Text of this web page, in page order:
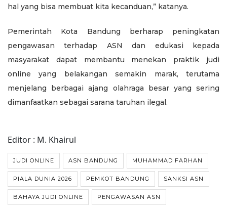
hal yang bisa membuat kita kecanduan,” katanya.
Pemerintah Kota Bandung berharap peningkatan
pengawasan terhadap ASN dan edukasi kepada
masyarakat dapat membantu menekan praktik judi
online yang belakangan semakin marak, terutama
menjelang berbagai ajang olahraga besar yang sering
dimanfaatkan sebagai sarana taruhan ilegal.
Editor : M. Khairul
JUDI ONLINE ASN BANDUNG MUHAMMAD FARHAN
PIALA DUNIA 2026 PEMKOT BANDUNG SANKSI ASN
BAHAYA JUDI ONLINE PENGAWASAN ASN